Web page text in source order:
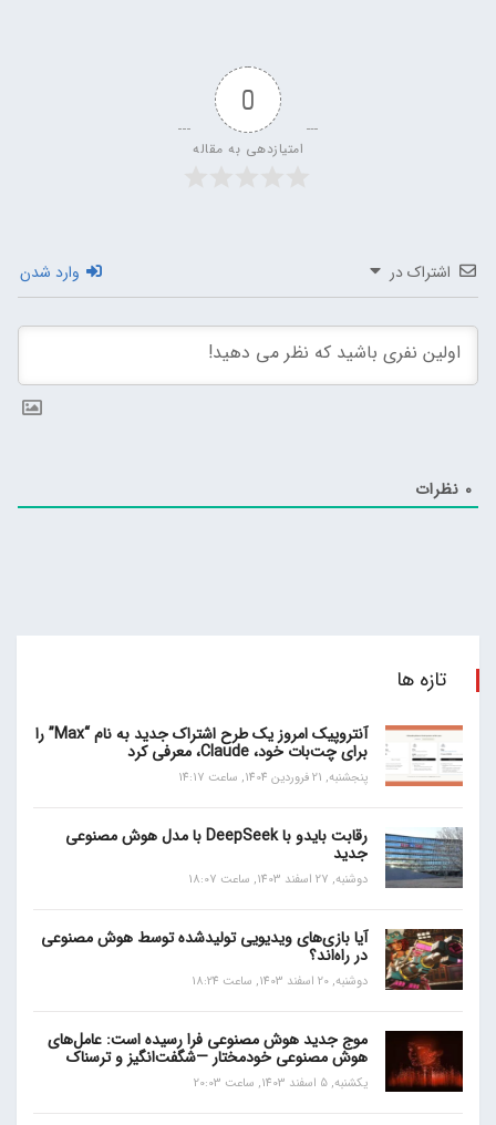
0
امتیازدهی به مقاله
اشتراک در وارد شدن
0 نظرات
تازه ها
آنتروپیک امروز یک طرح اشتراک جدید به نام “Max” را
برای چت‌بات خود، Claude، معرفی کرد
پنجشنبه, 21 فروردین 1404, ساعت 14:17
رقابت بایدو با DeepSeek با مدل هوش مصنوعی
جدید
دوشنبه, 27 اسفند 1403, ساعت 18:07
آیا بازی‌های ویدیویی تولیدشده توسط هوش مصنوعی
در راه‌اند؟
دوشنبه, 20 اسفند 1403, ساعت 18:24
موج جدید هوش مصنوعی فرا رسیده است: عامل‌های
هوش مصنوعی خودمختار —شگفت‌انگیز و ترسناک
یکشنبه, 5 اسفند 1403, ساعت 20:03